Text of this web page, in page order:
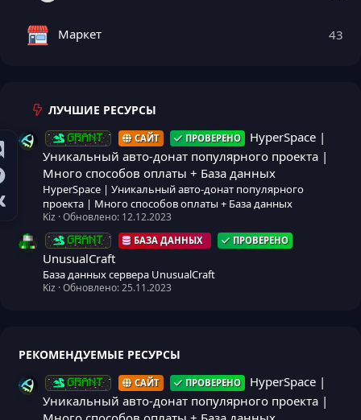
Маркет 43
ЛУЧШИЕ РЕСУРСЫ
GRANT САЙТ ПРОВЕРЕНО
HyperSpace |
Уникальный авто-донат популярного проекта |
Много способов оплаты + База данных
HyperSpace | Уникальный авто-донат популярного
проекта | Много способов оплаты + База данных
Kiz Обновлено: 12.12.2023
GRANT БАЗА ДАННЫХ ПРОВЕРЕНО
UnusualCraft
База данных сервера UnusualCraft
Kiz Обновлено:25.11.2023
РЕКОМЕНДУЕМЫЕ РЕСУРСЫ
GRANT САЙТ ПРОВЕРЕНО
HyperSpace |
Уникальный авто-донат популярного проекта |